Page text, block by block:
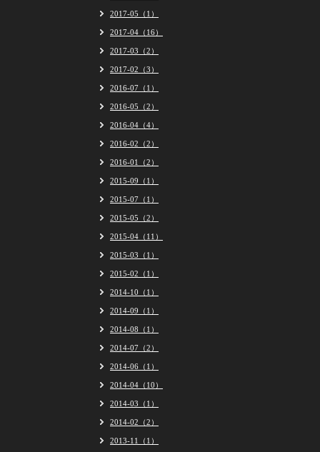
2017-05（1）
2017-04（16）
2017-03（2）
2017-02（3）
2016-07（1）
2016-05（2）
2016-04（4）
2016-02（2）
2016-01（2）
2015-09（1）
2015-07（1）
2015-05（2）
2015-04（11）
2015-03（1）
2015-02（1）
2014-10（1）
2014-09（1）
2014-08（1）
2014-07（2）
2014-06（1）
2014-04（10）
2014-03（1）
2014-02（2）
2013-11（1）